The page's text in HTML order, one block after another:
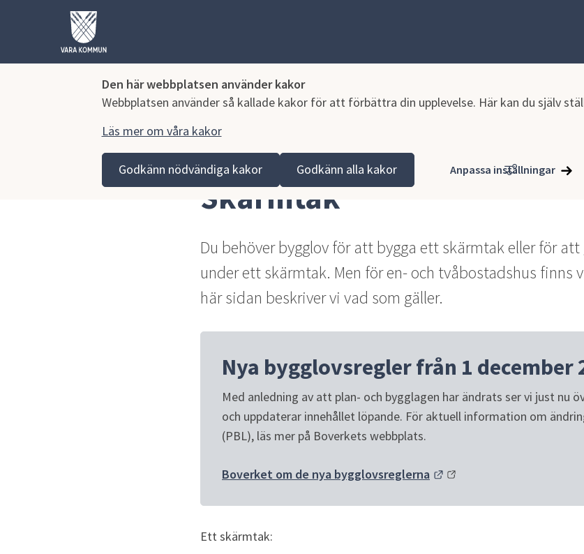
Den här webbplatsen använder kakor
Webbplatsen använder så kallade kakor för att förbättra din upplevelse. Här kan du själv
Läs mer om våra kakor
Godkänn nödvändiga kakor Godkänn alla kakor Anpassa inställningar
Vara kommun Bygga, miljö och infrastruktur Bygga nytt, ändra eller riva
Skärmtak
Du behöver bygglov för att bygga ett skärmtak eller för
under ett skärmtak. Men för en- och tvåbostadshus finns
här sidan beskriver vi vad som gäller.
Nya bygglovsregler från 1 december
Med anledning av att plan- och bygglagen har ändrats ser vi just nu
och uppdaterar innehållet löpande. För aktuell information om
(PBL), läs mer på Boverkets webbplats.
Boverket om de nya bygglovsreglerna Länk till annan webbplats.
Ett skärmtak: